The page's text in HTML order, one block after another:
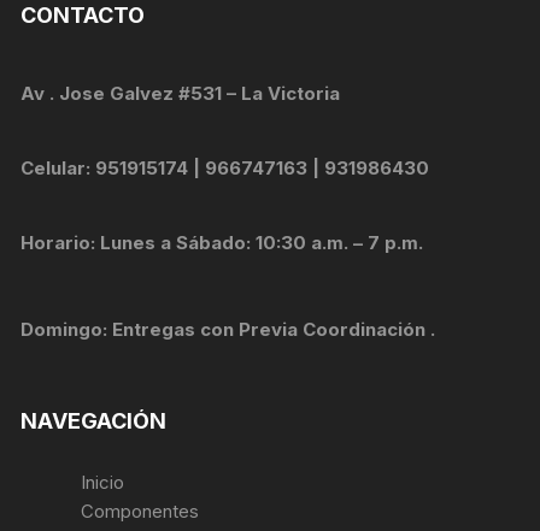
CONTACTO
Av . Jose Galvez #531 – La Victoria
Celular: 951915174 | 966747163 | 931986430
Horario: Lunes a Sábado: 10:30 a.m. – 7 p.m.
Domingo: Entregas con Previa Coordinación .
NAVEGACIÓN
Inicio
Componentes